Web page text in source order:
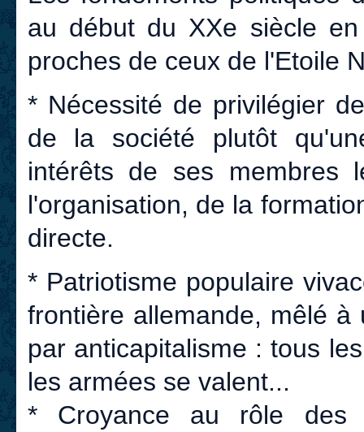
au début du XXe siècle
proches de ceux de l'Etoile
* Nécessité de privilégier
de la société plutôt
intérêts de ses membres
l'organisation, de la
directe.
* Patriotisme populaire
frontière allemande, mêlé
par anticapitalisme : tous
les armées se valent...
* Croyance au rôle des